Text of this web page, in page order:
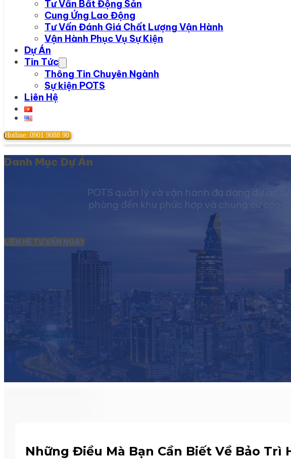
Tư Vấn Bất Động Sản
Cung Ứng Lao Động
Tư Vấn Đánh Giá Chất Lượng Vận Hành
Vận Hành Phục Vụ Sự Kiện
Dự Án
Tin Tức
Thông Tin Chuyên Ngành
Sự kiện POTS
Liên Hệ
Hotline: 0901 9088 90
Danh Mục Dự Án
POTS quản lý và vận hành đa dạng dự án
phòng đến khu phức hợp và chung cư cao
LIÊN HỆ TƯ VẤN NGAY
Những Điều Mà Bạn Cần Biết Về Bảo Trì